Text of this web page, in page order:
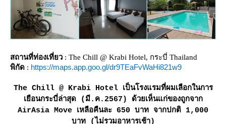
สถานที่ท่องเที่ยว : The Chill @ Krabi Hotel, กระบี่ Thailand
พิกัด : https://maps.app.goo.gl/dr9TEaFvWaHi821w9
The Chill @ Krabi Hotel เป็นโรงแรมที่ผมเลือกในการ
เยือนกระบี่ล่าสุด (มี.ค.2567) ด้วยเห็นแก่ของถูกจาก
AirAsia Move เหลือคืนละ 650 บาท จากปกติ 1,000
บาท (ไม่รวมอาหารเช้า)